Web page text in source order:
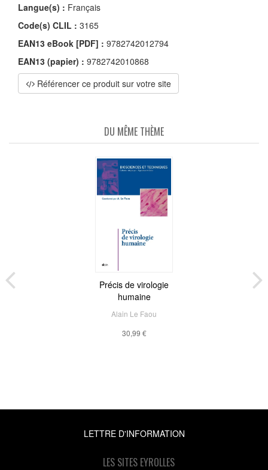
Langue(s) : Français
Code(s) CLIL : 3165
EAN13 eBook [PDF] : 9782742012794
EAN13 (papier) : 9782742010868
Référencer ce produit sur votre site
DU MÊME THÈME
Précis de virologie
humaine
Alain Le Faou
30,99 €
LETTRE D'INFORMATION
LES SITES EYROLLES